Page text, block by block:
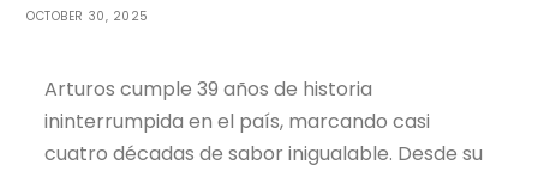
OCTOBER 30, 2025
Arturos cumple 39 años de historia
ininterrumpida en el país, marcando casi
cuatro décadas de sabor inigualable. Desde su